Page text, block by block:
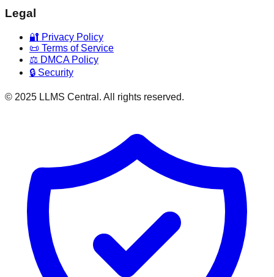
Legal
🔐 Privacy Policy
📜 Terms of Service
⚖️ DMCA Policy
🔒 Security
© 2025 LLMS Central. All rights reserved.